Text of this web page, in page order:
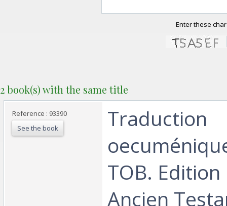
Enter these
2 book(s) with the same title
Reference : 93390
See the book
‎Traduction
TOB.
Ancien